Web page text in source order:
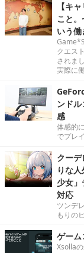
【キ
こと
いう働
クエス
されま
実際に
ンド
感
体感的
でプレ
クー
りな
少女
対応
ツンデ
もりの
ゲー
Xsolla